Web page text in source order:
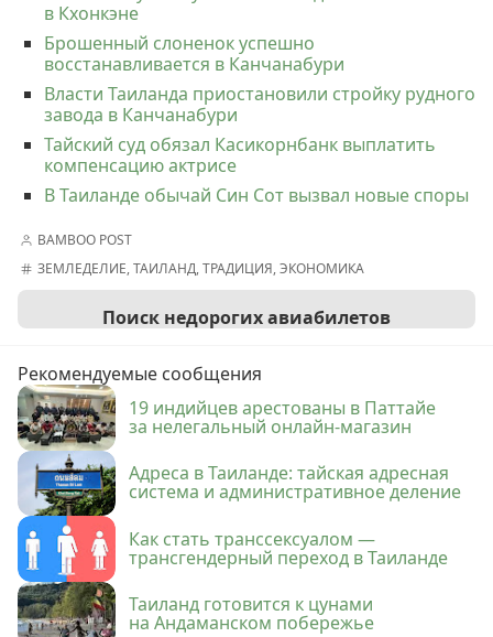
в Кхонкэне
Брошенный слоненок успешно
восстанавливается в Канчанабури
Власти Таиланда приостановили стройку рудного
завода в Канчанабури
Тайский суд обязал Касикорнбанк выплатить
компенсацию актрисе
В Таиланде обычай Син Сот вызвал новые споры
BAMBOO POST
ЗЕМЛЕДЕЛИЕ,ТАИЛАНД,ТРАДИЦИЯ,ЭКОНОМИКА
Поиск недорогих авиабилетов
Рекомендуемые сообщения
19 индийцев арестованы в Паттайе
за нелегальный онлайн-магазин
Адреса в Таиланде: тайская адресная
система и административное деление
Как стать транссексуалом —
трансгендерный переход в Таиланде
Таиланд готовится к цунами
на Андаманском побережье